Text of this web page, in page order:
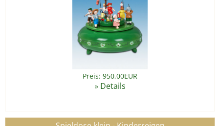
Preis: 950,00EUR
» Details